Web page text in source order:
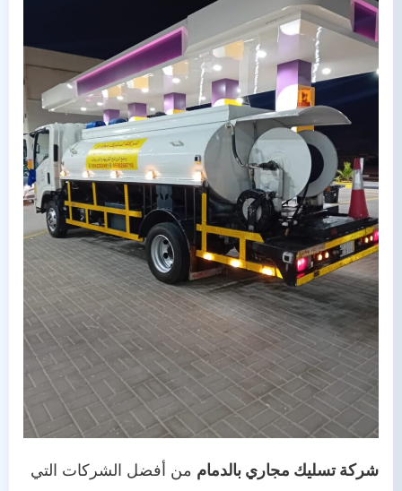
الجبيلتوسيع
القائمة
الفرعية
القطيفتوسيع
الفرعية
الفرعية
شركة تسليك مجاري بالدمام من أفضل الشركات التي